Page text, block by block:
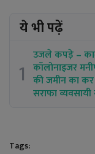
ये भी पढ़ें
1
उजले कपड़े –
कॉलोनाइजर
की जमीन का कर
सराफा
Tags: